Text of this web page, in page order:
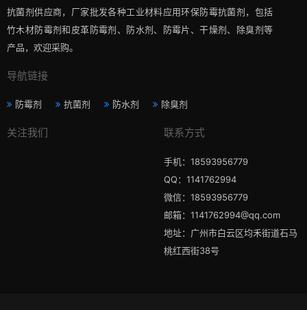
抗菌剂供应商，厂家批发各种工业材料应用环保防霉抗菌剂，包括
竹木材防霉剂和皮革防霉剂、防水剂、防霉片、干燥剂、除臭剂等
产品，欢迎采购。
导航链接
防霉剂 抗菌剂 防水剂 除臭剂
关注我们 联系方式
手机：18593956779
QQ：1141762994
微信：18593956779
邮箱：1141762994@qq.com
地址：广州市白云区均禾街道石马
桃红西街38号